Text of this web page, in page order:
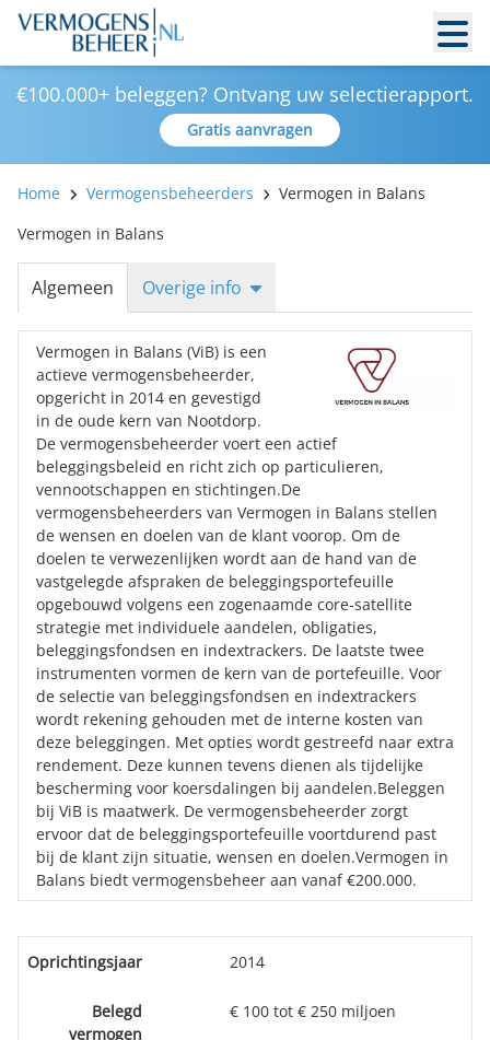
€100.000+ beleggen? Ontvang uw selectierapport.
Gratis aanvragen
Home Vermogensbeheerders
Vermogen in Balans
Vermogen in Balans
Algemeen Overige info
Vermogen in Balans (ViB) is een
actieve vermogensbeheerder,
opgericht in 2014 en gevestigd
in de oude kern van Nootdorp.
De vermogensbeheerder voert een actief
beleggingsbeleid en richt zich op particulieren,
vennootschappen en stichtingen.De
vermogensbeheerders van Vermogen in Balans stellen
de wensen en doelen van de klant voorop. Om de
doelen te verwezenlijken wordt aan de hand van de
vastgelegde afspraken de beleggingsportefeuille
opgebouwd volgens een zogenaamde core-satellite
strategie met individuele aandelen, obligaties,
beleggingsfondsen en indextrackers. De laatste twee
instrumenten vormen de kern van de portefeuille. Voor
de selectie van beleggingsfondsen en indextrackers
wordt rekening gehouden met de interne kosten van
deze beleggingen. Met opties wordt gestreefd naar extra
rendement. Deze kunnen tevens dienen als tijdelijke
bescherming voor koersdalingen bij aandelen.Beleggen
bij ViB is maatwerk. De vermogensbeheerder zorgt
ervoor dat de beleggingsportefeuille voortdurend past
bij de klant zijn situatie, wensen en doelen.Vermogen in
Balans biedt vermogensbeheer aan vanaf €200.000.
Oprichtingsjaar 2014
Belegd
vermogen
€ 100 tot € 250 miljoen